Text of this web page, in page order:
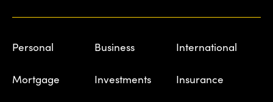
Personal Business International
Mortgage Investments Insurance